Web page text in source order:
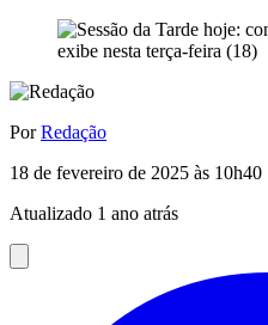
PorRedação
18 de fevereiro de 2025 às 10h40
Atualizado 1 ano atrás